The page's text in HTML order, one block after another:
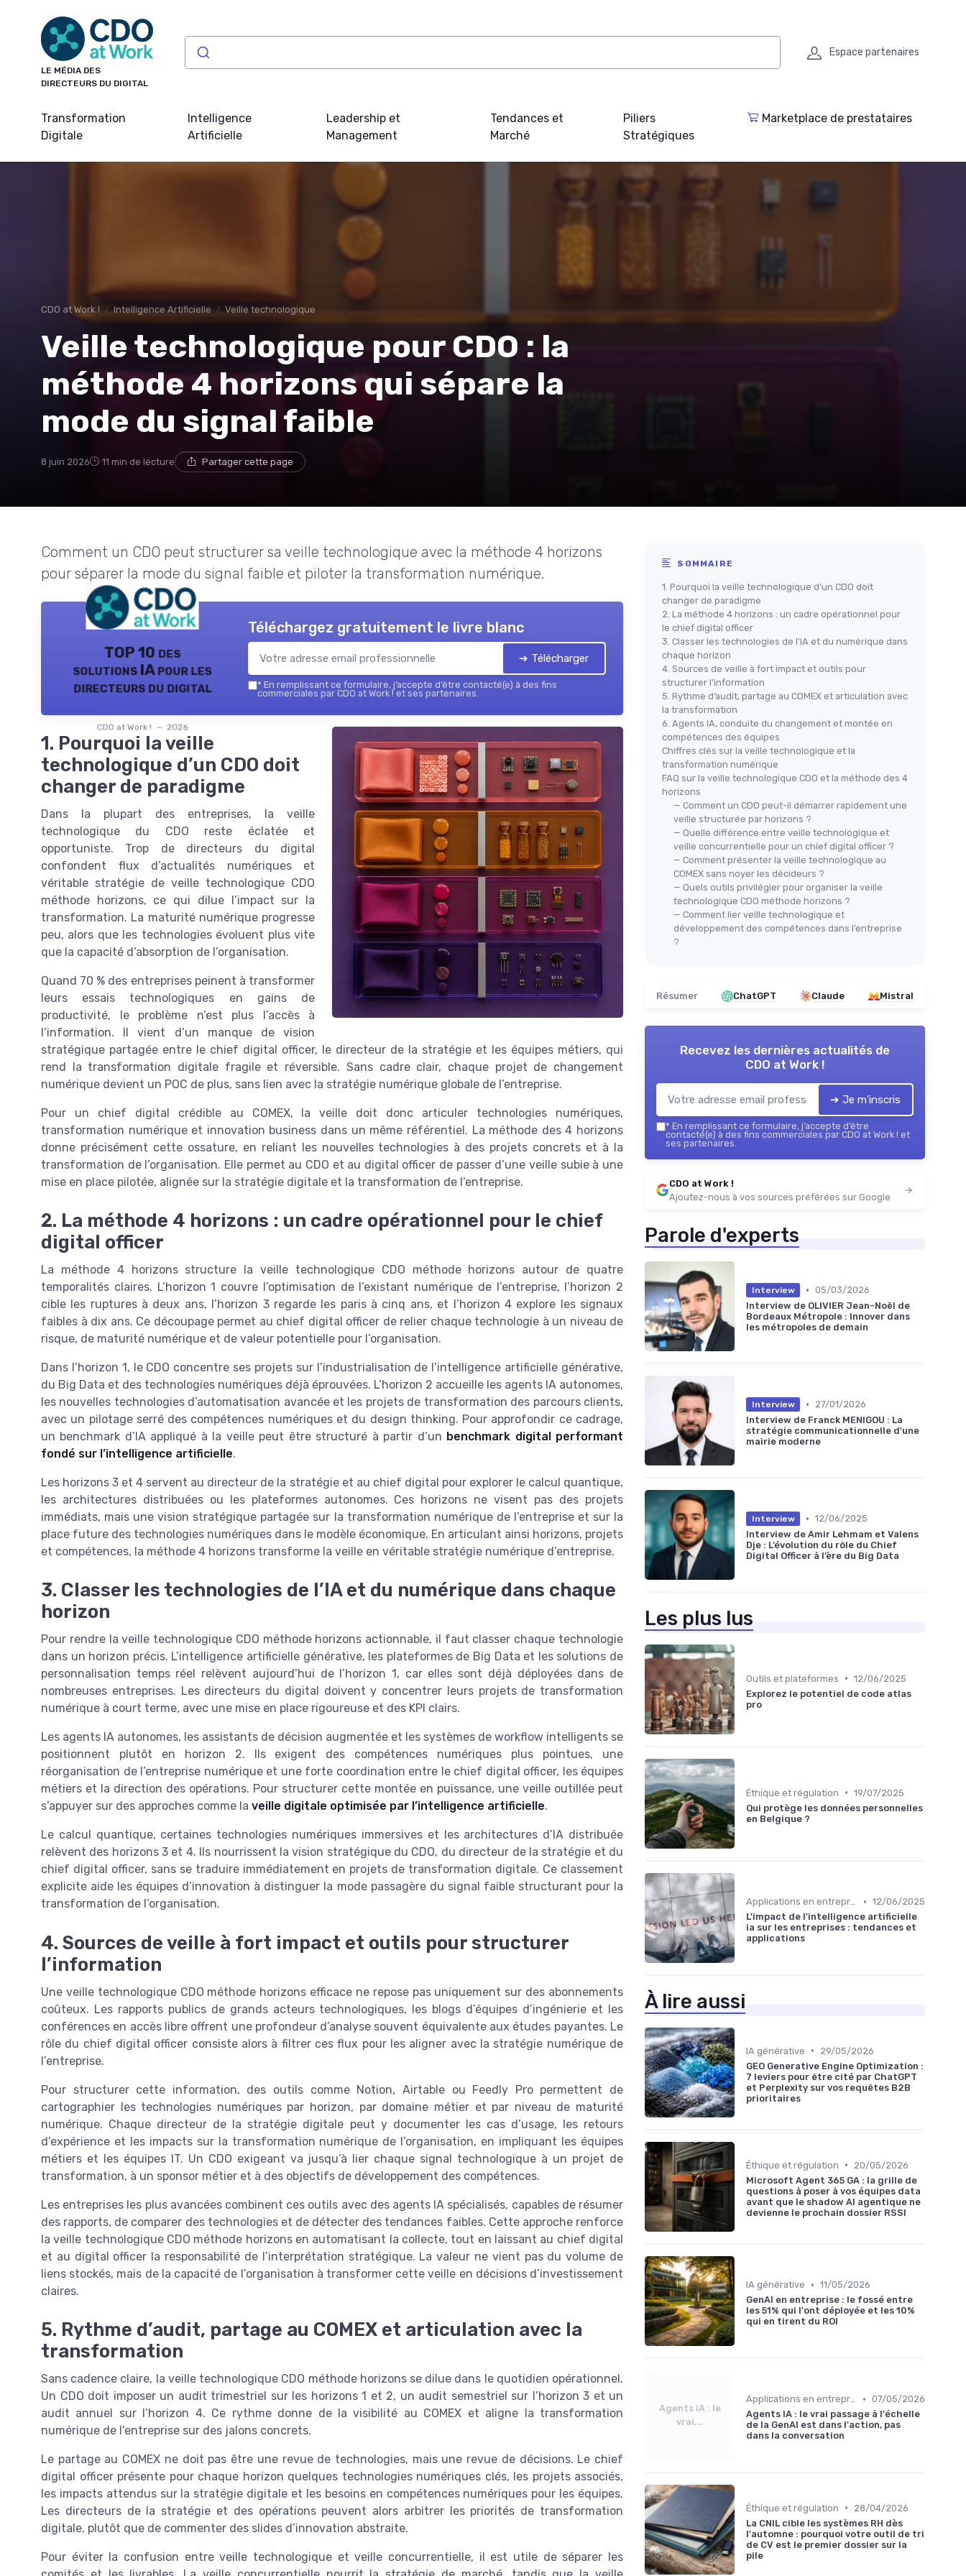
LE MÉDIA DES
DIRECTEURS DU DIGITAL
Espace partenaires
Transformation
Digitale
Intelligence
Artificielle
Leadership et
Management
Tendances et
Marché
Piliers
Stratégiques
Marketplace de prestataires
CDO at Work ! Intelligence Artificielle Veille technologique
Veille technologique pour CDO : la
méthode 4 horizons qui sépare la
mode du signal faible
8 juin 2026 11 min de lecture Partager cette page
Comment un CDO peut structurer sa veille technologique avec la méthode 4 horizons
pour séparer la mode du signal faible et piloter la transformation numérique.
TOP 10 des
solutions IA pour les
directeurs du digital
CDO at Work ! — 2026
Téléchargez gratuitement le livre blanc
➔ Télécharger
* En remplissant ce formulaire, j’accepte d’être contacté(e) à des fins
commerciales par CDO at Work ! et ses partenaires.
1. Pourquoi la veille
technologique d’un CDO doit
changer de paradigme
Dans la plupart des entreprises, la veille
technologique du CDO reste éclatée et
opportuniste. Trop de directeurs du digital
confondent flux d’actualités numériques et
véritable stratégie de veille technologique CDO
méthode horizons, ce qui dilue l’impact sur la
transformation. La maturité numérique progresse
peu, alors que les technologies évoluent plus vite
que la capacité d’absorption de l’organisation.
Quand 70 % des entreprises peinent à transformer
leurs essais technologiques en gains de
productivité, le problème n’est plus l’accès à
l’information. Il vient d’un manque de vision
stratégique partagée entre le chief digital officer, le directeur de la stratégie et les équipes métiers, qui
rend la transformation digitale fragile et réversible. Sans cadre clair, chaque projet de changement
numérique devient un POC de plus, sans lien avec la stratégie numérique globale de l’entreprise.
Pour un chief digital crédible au COMEX, la veille doit donc articuler technologies numériques,
transformation numérique et innovation business dans un même référentiel. La méthode des 4 horizons
donne précisément cette ossature, en reliant les nouvelles technologies à des projets concrets et à la
transformation de l’organisation. Elle permet au CDO et au digital officer de passer d’une veille subie à une
mise en place pilotée, alignée sur la stratégie digitale et la transformation de l’entreprise.
2. La méthode 4 horizons : un cadre opérationnel pour le chief
digital officer
La méthode 4 horizons structure la veille technologique CDO méthode horizons autour de quatre
temporalités claires. L’horizon 1 couvre l’optimisation de l’existant numérique de l’entreprise, l’horizon 2
cible les ruptures à deux ans, l’horizon 3 regarde les paris à cinq ans, et l’horizon 4 explore les signaux
faibles à dix ans. Ce découpage permet au chief digital officer de relier chaque technologie à un niveau de
risque, de maturité numérique et de valeur potentielle pour l’organisation.
Dans l’horizon 1, le CDO concentre ses projets sur l’industrialisation de l’intelligence artificielle générative,
du Big Data et des technologies numériques déjà éprouvées. L’horizon 2 accueille les agents IA autonomes,
les nouvelles technologies d’automatisation avancée et les projets de transformation des parcours clients,
avec un pilotage serré des compétences numériques et du design thinking. Pour approfondir ce cadrage,
un benchmark d’IA appliqué à la veille peut être structuré à partir d’un benchmark digital performant
fondé sur l’intelligence artificielle.
Les horizons 3 et 4 servent au directeur de la stratégie et au chief digital pour explorer le calcul quantique,
les architectures distribuées ou les plateformes autonomes. Ces horizons ne visent pas des projets
immédiats, mais une vision stratégique partagée sur la transformation numérique de l’entreprise et sur la
place future des technologies numériques dans le modèle économique. En articulant ainsi horizons, projets
et compétences, la méthode 4 horizons transforme la veille en véritable stratégie numérique d’entreprise.
3. Classer les technologies de l’IA et du numérique dans chaque
horizon
Pour rendre la veille technologique CDO méthode horizons actionnable, il faut classer chaque technologie
dans un horizon précis. L’intelligence artificielle générative, les plateformes de Big Data et les solutions de
personnalisation temps réel relèvent aujourd’hui de l’horizon 1, car elles sont déjà déployées dans de
nombreuses entreprises. Les directeurs du digital doivent y concentrer leurs projets de transformation
numérique à court terme, avec une mise en place rigoureuse et des KPI clairs.
Les agents IA autonomes, les assistants de décision augmentée et les systèmes de workflow intelligents se
positionnent plutôt en horizon 2. Ils exigent des compétences numériques plus pointues, une
réorganisation de l’entreprise numérique et une forte coordination entre le chief digital officer, les équipes
métiers et la direction des opérations. Pour structurer cette montée en puissance, une veille outillée peut
s’appuyer sur des approches comme la veille digitale optimisée par l’intelligence artificielle.
Le calcul quantique, certaines technologies numériques immersives et les architectures d’IA distribuée
relèvent des horizons 3 et 4. Ils nourrissent la vision stratégique du CDO, du directeur de la stratégie et du
chief digital officer, sans se traduire immédiatement en projets de transformation digitale. Ce classement
explicite aide les équipes d’innovation à distinguer la mode passagère du signal faible structurant pour la
transformation de l’organisation.
4. Sources de veille à fort impact et outils pour structurer
l’information
Une veille technologique CDO méthode horizons efficace ne repose pas uniquement sur des abonnements
coûteux. Les rapports publics de grands acteurs technologiques, les blogs d’équipes d’ingénierie et les
conférences en accès libre offrent une profondeur d’analyse souvent équivalente aux études payantes. Le
rôle du chief digital officer consiste alors à filtrer ces flux pour les aligner avec la stratégie numérique de
l’entreprise.
Pour structurer cette information, des outils comme Notion, Airtable ou Feedly Pro permettent de
cartographier les technologies numériques par horizon, par domaine métier et par niveau de maturité
numérique. Chaque directeur de la stratégie digitale peut y documenter les cas d’usage, les retours
d’expérience et les impacts sur la transformation numérique de l’organisation, en impliquant les équipes
métiers et les équipes IT. Un CDO exigeant va jusqu’à lier chaque signal technologique à un projet de
transformation, à un sponsor métier et à des objectifs de développement des compétences.
Les entreprises les plus avancées combinent ces outils avec des agents IA spécialisés, capables de résumer
des rapports, de comparer des technologies et de détecter des tendances faibles. Cette approche renforce
la veille technologique CDO méthode horizons en automatisant la collecte, tout en laissant au chief digital
et au digital officer la responsabilité de l’interprétation stratégique. La valeur ne vient pas du volume de
liens stockés, mais de la capacité de l’organisation à transformer cette veille en décisions d’investissement
claires.
5. Rythme d’audit, partage au COMEX et articulation avec la
transformation
Sans cadence claire, la veille technologique CDO méthode horizons se dilue dans le quotidien opérationnel.
Un CDO doit imposer un audit trimestriel sur les horizons 1 et 2, un audit semestriel sur l’horizon 3 et un
audit annuel sur l’horizon 4. Ce rythme donne de la visibilité au COMEX et aligne la transformation
numérique de l’entreprise sur des jalons concrets.
Le partage au COMEX ne doit pas être une revue de technologies, mais une revue de décisions. Le chief
digital officer présente pour chaque horizon quelques technologies numériques clés, les projets associés,
les impacts attendus sur la stratégie digitale et les besoins en compétences numériques pour les équipes.
Les directeurs de la stratégie et des opérations peuvent alors arbitrer les priorités de transformation
digitale, plutôt que de commenter des slides d’innovation abstraite.
Pour éviter la confusion entre veille technologique et veille concurrentielle, il est utile de séparer les
SOMMAIRE
1. Pourquoi la veille technologique d’un CDO doit
changer de paradigme
2. La méthode 4 horizons : un cadre opérationnel pour
le chief digital officer
3. Classer les technologies de l’IA et du numérique dans
chaque horizon
4. Sources de veille à fort impact et outils pour
structurer l’information
5. Rythme d’audit, partage au COMEX et articulation avec
la transformation
6. Agents IA, conduite du changement et montée en
compétences des équipes
Chiffres clés sur la veille technologique et la
transformation numérique
FAQ sur la veille technologique CDO et la méthode des 4
horizons
— Comment un CDO peut-il démarrer rapidement une
veille structurée par horizons ?
— Quelle différence entre veille technologique et
veille concurrentielle pour un chief digital officer ?
— Comment présenter la veille technologique au
COMEX sans noyer les décideurs ?
— Quels outils privilégier pour organiser la veille
technologique CDO méthode horizons ?
— Comment lier veille technologique et
développement des compétences dans l’entreprise
?
Résumer ChatGPT Claude Mistral
Recevez les dernières actualités de
CDO at Work !
➔ Je m'inscris
* En remplissant ce formulaire, j’accepte d’être
contacté(e) à des fins commerciales par CDO at Work ! et
ses partenaires.
CDO at Work !
Ajoutez-nous à vos sources préférées sur Google
Parole d'experts
Interview • 05/03/2026
Interview de OLIVIER Jean-Noël de
Bordeaux Métropole : Innover dans
les métropoles de demain
Interview •
27/01/2026
Interview de Franck MENIGOU : La
stratégie communicationnelle d'une
mairie moderne
Interview • 12/06/2025
Interview de Amir Lehmam et Valens
Dje : L’évolution du rôle du Chief
Digital Officer à l’ère du Big Data
Les plus lus
Outils et plateformes • 12/06/2025
Explorez le potentiel de code atlas
pro
Éthique et régulation • 19/07/2025
Qui protège les données personnelles
en Belgique ?
Applications en entreprise • 12/06/2025
L'impact de l'intelligence artificielle
ia sur les entreprises : tendances et
applications
À lire aussi
IA générative •
29/05/2026
GEO Generative Engine Optimization :
7 leviers pour être cité par ChatGPT
et Perplexity sur vos requêtes B2B
prioritaires
Éthique et régulation •
20/05/2026
Microsoft Agent 365 GA : la grille de
questions à poser à vos équipes data
avant que le shadow AI agentique ne
devienne le prochain dossier RSSI
IA générative • 11/05/2026
GenAI en entreprise : le fossé entre
les 51% qui l'ont déployée et les 10%
qui en tirent du ROI
Agents IA : le
vrai...
Applications en entreprise • 07/05/2026
Agents IA : le vrai passage à l'échelle
de la GenAI est dans l'action, pas
dans la conversation
Éthique et régulation •
28/04/2026
La CNIL cible les systèmes RH dès
l'automne : pourquoi votre outil de tri
de CV est le premier dossier sur la
pile